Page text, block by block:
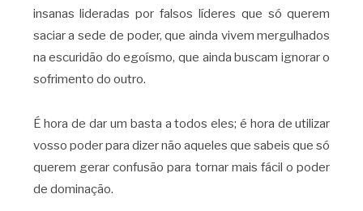
insanas lideradas por falsos líderes que só querem
saciar a sede de poder, que ainda vivem mergulhados
na escuridão do egoísmo, que ainda buscam ignorar o
sofrimento do outro.
É hora de dar um basta a todos eles; é hora de utilizar
vosso poder para dizer não aqueles que sabeis que só
querem gerar confusão para tornar mais fácil o poder
de dominação.